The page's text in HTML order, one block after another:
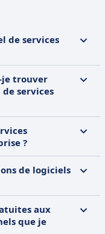
de services
je trouver
services
?
de logiciels
aux
que je